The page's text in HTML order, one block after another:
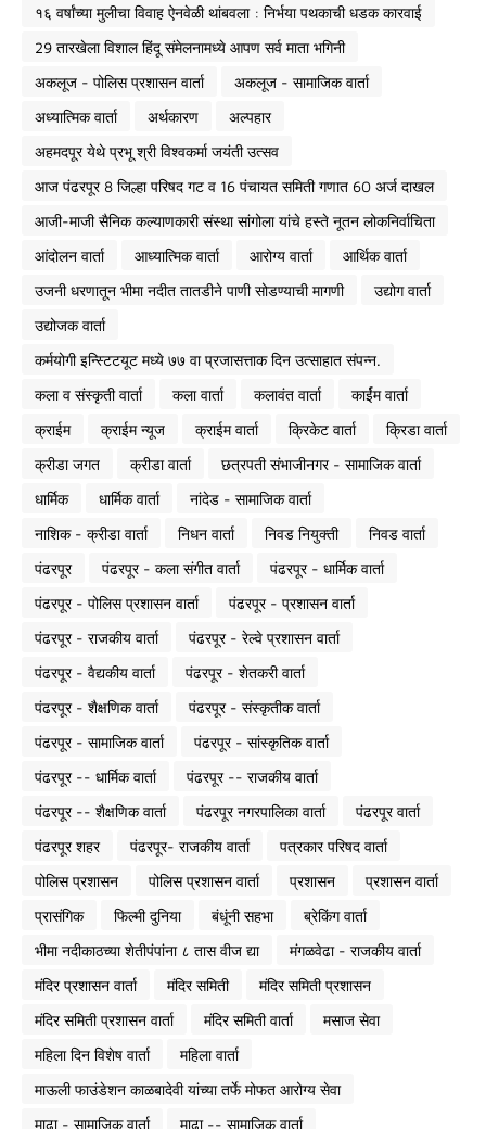
१६ वर्षांच्या मुलीचा विवाह ऐनवेळी थांबवला : निर्भया पथकाची धडक कारवाई
29 तारखेला विशाल हिंदू संमेलनामध्ये आपण सर्व माता भगिनी
अकलूज - पोलिस प्रशासन वार्ता
अकलूज - सामाजिक वार्ता
अध्यात्मिक वार्ता
अर्थकारण
अल्पहार
अहमदपूर येथे प्रभू श्री विश्वकर्मा जयंती उत्सव
आज पंढरपूर 8 जिल्हा परिषद गट व 16 पंचायत समिती गणात 60 अर्ज दाखल
आजी-माजी सैनिक कल्याणकारी संस्था सांगोला यांचे हस्ते नूतन लोकनिर्वाचिता
आंदोलन वार्ता
आध्यात्मिक वार्ता आरोग्य वार्ता
आर्थिक वार्ता
उजनी धरणातून भीमा नदीत तातडीने पाणी सोडण्याची मागणी
उद्योग वार्ता
उद्योजक वार्ता
कर्मयोगी इन्स्टिटयूट मध्ये ७७ वा प्रजासत्ताक दिन उत्साहात संपन्न.
कला व संस्कृती वार्ता
कला वार्ता कलावंत वार्ता
कार्ईम वार्ता
क्राईम
क्राईम न्यूज क्राईम वार्ता क्रिकेट वार्ता
क्रिडा वार्ता
क्रीडा जगत
क्रीडा वार्ता
छत्रपती संभाजीनगर - सामाजिक वार्ता
धार्मिक
धार्मिक वार्ता
नांदेड - सामाजिक वार्ता
नाशिक - क्रीडा वार्ता
निधन वार्ता निवड नियुक्ती
निवड वार्ता
पंढरपूर
पंढरपूर - कला संगीत वार्ता
पंढरपूर - धार्मिक वार्ता
पंढरपूर - पोलिस प्रशासन वार्ता
पंढरपूर - प्रशासन वार्ता
पंढरपूर - राजकीय वार्ता
पंढरपूर - रेल्वे प्रशासन वार्ता
पंढरपूर - वैद्यकीय वार्ता
पंढरपूर - शेतकरी वार्ता
पंढरपूर - शैक्षणिक वार्ता
पंढरपूर - संस्कृतीक वार्ता
पंढरपूर - सामाजिक वार्ता
पंढरपूर - सांस्कृतिक वार्ता
पंढरपूर -- धार्मिक वार्ता
पंढरपूर -- राजकीय वार्ता
पंढरपूर -- शैक्षणिक वार्ता
पंढरपूर नगरपालिका वार्ता
पंढरपूर वार्ता
पंढरपूर शहर
पंढरपूर- राजकीय वार्ता
पत्रकार परिषद वार्ता
पोलिस प्रशासन
पोलिस प्रशासन वार्ता प्रशासन
प्रशासन वार्ता
प्रासंगिक
फिल्मी दुनिया बंधूंनी सहभा
ब्रेकिंग वार्ता
भीमा नदीकाठच्या शेतीपंपांना ८ तास वीज द्या
मंगळवेढा - राजकीय वार्ता
मंदिर प्रशासन वार्ता
मंदिर समिती
मंदिर समिती प्रशासन
मंदिर समिती प्रशासन वार्ता
मंदिर समिती वार्ता
मसाज सेवा
महिला दिन विशेष वार्ता
महिला वार्ता
माऊली फाउंडेशन काळबादेवी यांच्या तर्फे मोफत आरोग्य सेवा
माढा - सामाजिक वार्ता
माढा -- सामाजिक वार्ता